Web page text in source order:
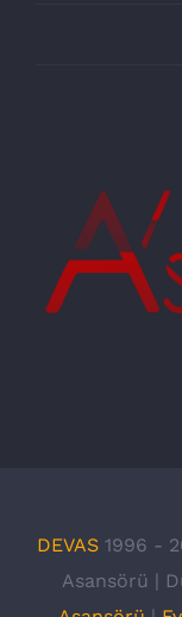
DEVAS 1996 -
Asansörü |